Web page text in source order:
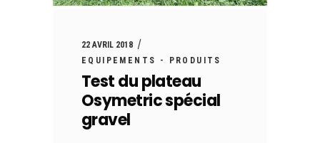
22 AVRIL 2018
EQUIPEMENTS - PRODUITS
Test du plateau
Osymetric spécial
gravel